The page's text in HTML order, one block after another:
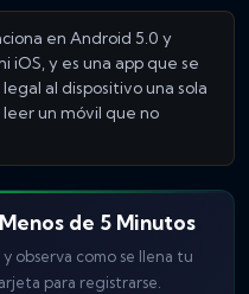
en Android 5.0 y
iOS, y es una app que se
al dispositivo una sola
un móvil que no
de 5 Minutos
observa como se llena tu
para registrarse.